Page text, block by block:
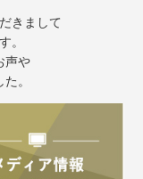
きまして
。
声や
。